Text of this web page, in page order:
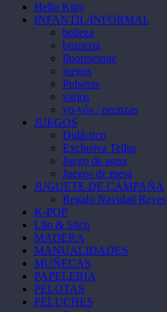
Hello Kitty
INFANTIL/INFORMAL
belleza
bisuteria
fluorescente
juegos
Pulseras
varios
yo-yós / peonzas
JUEGOS
Didáctico
Exclusiva Tellus
Juego de agua
Juegos de mesa
JUGUETE DE CAMPAÑA
Regalo Navidad Reyes
K-POP
Lilo & Stich
MADERA
MANUALIDADES
MUÑECAS
PAPELERIA
PELOTAS
PELUCHES